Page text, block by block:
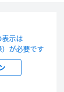
示は
が必要です